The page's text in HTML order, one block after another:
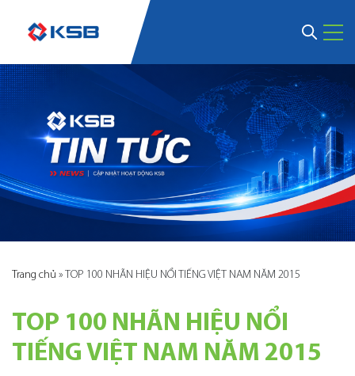
Trang chủ » TOP 100 NHÃN HIỆU NỔI TIẾNG VIỆT NAM NĂM 2015
TOP 100 NHÃN HIỆU NỔI
TIẾNG VIỆT NAM NĂM 2015